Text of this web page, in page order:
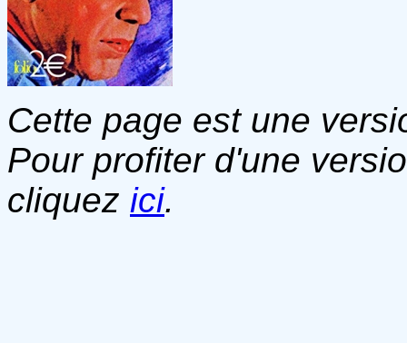
Cette page est une
Pour profiter d'une
cliquez ici.